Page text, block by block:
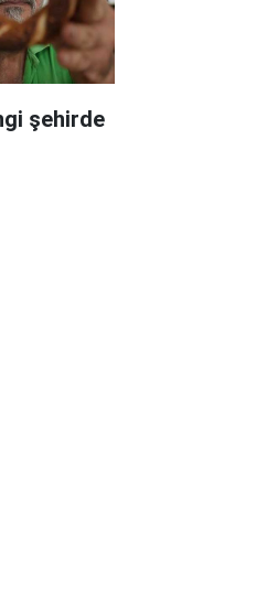
şehirde